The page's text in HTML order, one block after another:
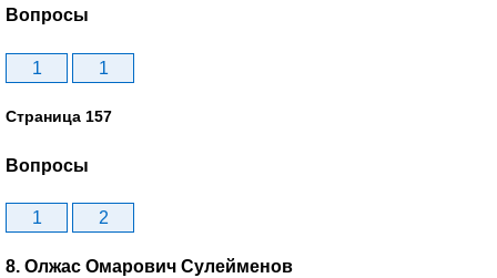
Вопросы
1 1
Страница 157
Вопросы
1 2
8. Олжас Омарович Сулейменов